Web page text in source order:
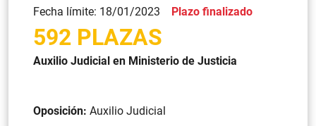
Fecha límite: 18/01/2023 Plazo finalizado
592 PLAZAS
Auxilio Judicial en Ministerio de Justicia
Oposición: Auxilio Judicial